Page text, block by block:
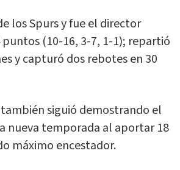
los Spurs y fue el director
(10-16, 3-7, 1-1); repartió
y capturó dos rebotes en 30
siguió demostrando el
nueva temporada al aportar 18
máximo encestador.